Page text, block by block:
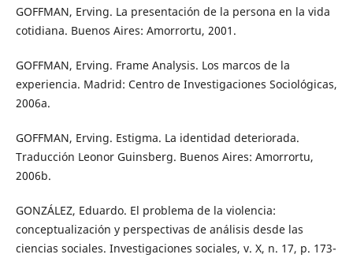
GOFFMAN, Erving. La presentación de la persona en la vida
cotidiana. Buenos Aires: Amorrortu, 2001.
GOFFMAN, Erving. Frame Analysis. Los marcos de la
experiencia. Madrid: Centro de Investigaciones Sociológicas,
2006a.
GOFFMAN, Erving. Estigma. La identidad deteriorada.
Traducción Leonor Guinsberg. Buenos Aires: Amorrortu,
2006b.
GONZÁLEZ, Eduardo. El problema de la violencia:
conceptualización y perspectivas de análisis desde las
ciencias sociales. Investigaciones sociales, v. X, n. 17, p. 173-